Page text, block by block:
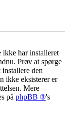
ikke har installeret
Prøv at spørge
den
ikke eksisterer er
Mere
på phpBB ®'s